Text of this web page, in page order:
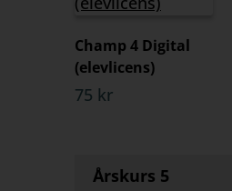
Champ 4 Digital
(elevlicens)
75 kr
Årskurs 5